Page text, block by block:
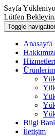
Sayfa
Lütfen
Toggle
Anasayfa
Bilgi
İletişim